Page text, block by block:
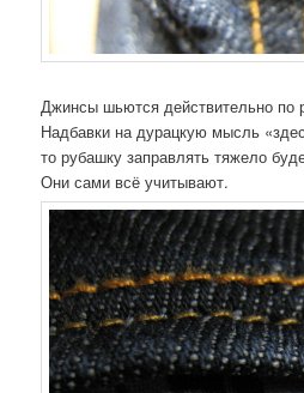
Джинсы шьются действительно по
Надбавки на дурацкую мысль
то рубашку заправлять тяжело
Они сами всё учитывают.